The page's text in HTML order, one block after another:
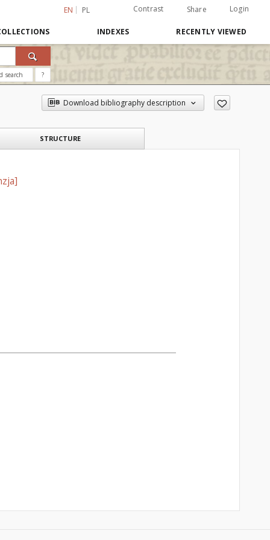
EN PL Contrast Share Login
INDEXES RECENTLY VIEWED
search ?
Download bibliography description
STRUCTURE